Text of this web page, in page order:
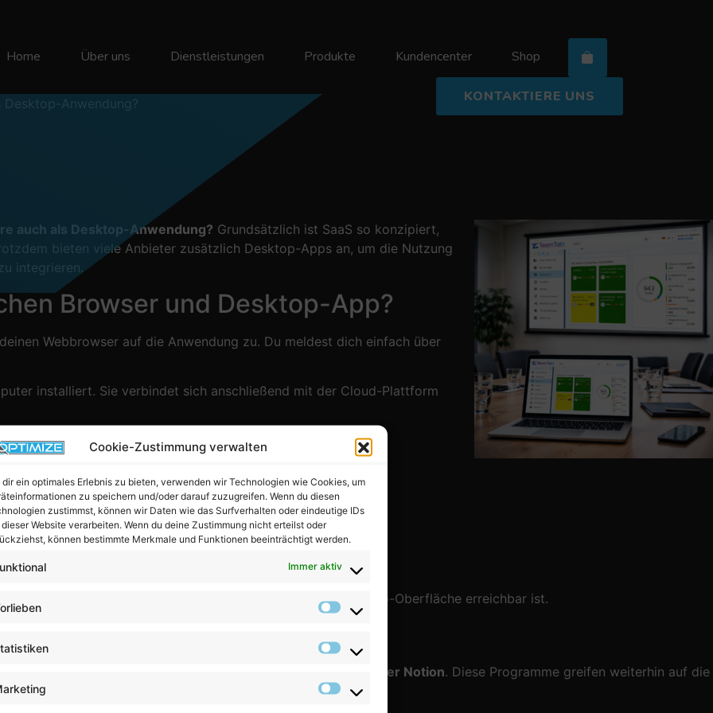
Cookie-Zustimmung verwalten
dir ein optimales Erlebnis zu bieten, verwenden wir Technologien wie Cookies, um
zu speichern und/oder darauf zuzugreifen. Wenn du diesen
zustimmst, können wir Daten wie das Surfverhalten oder eindeutige IDs
Website verarbeiten. Wenn du deine Zustimmung nicht erteilst oder
können bestimmte Merkmale und Funktionen beeinträchtigt werden.
Immer aktiv
Home Über uns Dienstleistungen Produkte Kundencenter Shop
KONTAKTIERE UNS
Anwendung?
auch als Desktop-Anwendung? Grundsätzlich ist SaaS so konzipiert,
bieten viele Anbieter zusätzlich Desktop-Apps an, um die Nutzung
integrieren.
Browser und Desktop-App?
Webbrowser auf die Anwendung zu. Du meldest dich einfach über
installiert. Sie verbindet sich anschließend mit der Cloud-Plattform
Desktop-Apps an?
um bestimmte Vorteile zu ermöglichen:
den Browser
um eine Cloud-Anwendung, die lediglich über eine Desktop-Oberfläche erreichbar ist.
Desktop-Versionen?
an. Beispiele sind Microsoft Teams, Slack, Dropbox oder Notion. Diese Programme greifen weiterhin auf die
auf dem Computer.